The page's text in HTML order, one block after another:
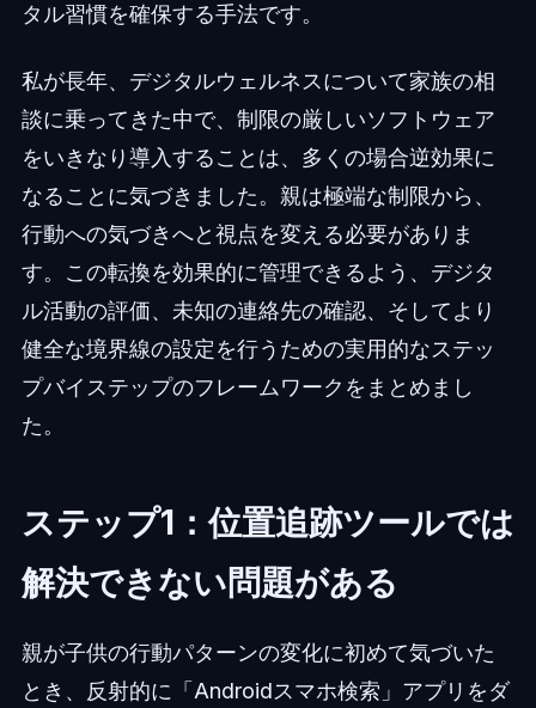
タル習慣を確保する手法です。
私が長年、デジタルウェルネスについて家族の相
談に乗ってきた中で、制限の厳しいソフトウェア
をいきなり導入することは、多くの場合逆効果に
なることに気づきました。親は極端な制限から、
行動への気づきへと視点を変える必要がありま
す。この転換を効果的に管理できるよう、デジタ
ル活動の評価、未知の連絡先の確認、そしてより
健全な境界線の設定を行うための実用的なステッ
プバイステップのフレームワークをまとめまし
た。
ステップ1：位置追跡ツールでは
解決できない問題がある
親が子供の行動パターンの変化に初めて気づいた
とき、反射的に「Androidスマホ検索」アプリをダ